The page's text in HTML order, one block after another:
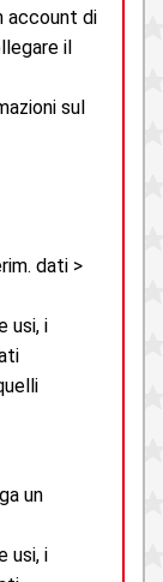
account di
il
sul
dati >
usi, i
un
usi, i